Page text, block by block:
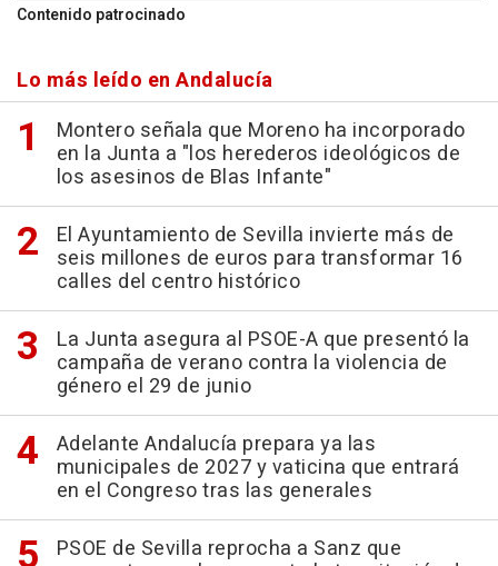
Contenido patrocinado
Lo más leído en Andalucía
Montero señala que Moreno ha incorporado
en la Junta a "los herederos ideológicos de
los asesinos de Blas Infante"
El Ayuntamiento de Sevilla invierte más de
seis millones de euros para transformar 16
calles del centro histórico
La Junta asegura al PSOE-A que presentó la
campaña de verano contra la violencia de
género el 29 de junio
Adelante Andalucía prepara ya las
municipales de 2027 y vaticina que entrará
en el Congreso tras las generales
PSOE de Sevilla reprocha a Sanz que